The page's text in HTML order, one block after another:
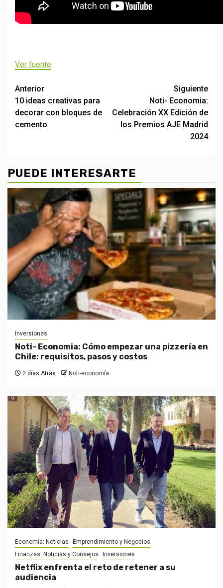
Ver fuente
Post
navigation
Anterior
10 ideas creativas para
decorar con bloques de
cemento
Siguiente
Noti- Economia:
Celebración XX Edición de
los Premios AJE Madrid
2024
PUEDE INTERESARTE
Inversiones
Noti- Economia: Cómo empezar una pizzería en
Chile: requisitos, pasos y costos
2 días Atrás Noti-economía
Economía: Noticias
Emprendimiento y Negocios
Finanzas: Noticias y Consejos
Inversiones
Netflix enfrenta el reto de retener a su
audiencia